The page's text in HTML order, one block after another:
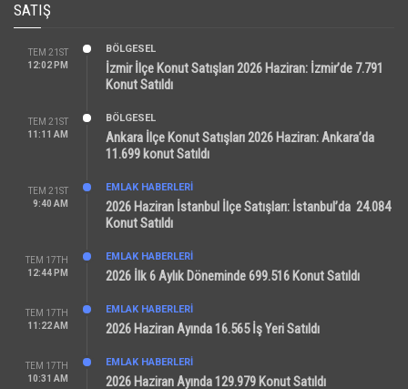
SATIŞ
TEM 21ST
12:02 PM
BÖLGESEL
İzmir İlçe Konut Satışları 2026 Haziran: İzmir’de 7.791
Konut Satıldı
TEM 21ST
11:11 AM
BÖLGESEL
Ankara İlçe Konut Satışları 2026 Haziran: Ankara’da
11.699 konut Satıldı
TEM 21ST
9:40 AM
EMLAK HABERLERI
2026 Haziran İstanbul İlçe Satışları: İstanbul’da 24.084
Konut Satıldı
TEM 17TH
12:44 PM
EMLAK HABERLERI
2026 İlk 6 Aylık Döneminde 699.516 Konut Satıldı
TEM 17TH
11:22 AM
EMLAK HABERLERI
2026 Haziran Ayında 16.565 İş Yeri Satıldı
TEM 17TH
10:31 AM
EMLAK HABERLERI
2026 Haziran Ayında 129.979 Konut Satıldı